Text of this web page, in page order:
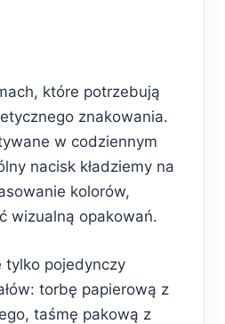
które potrzebują
znakowania.
w codziennym
nacisk kładziemy na
kolorów,
wizualną opakowań.
tylko pojedynczy
torbę papierową z
taśmę pakową z